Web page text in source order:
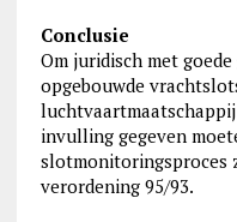
Conclusie
Om juridisch met
opgebouwde
invulling gegeven
slotmonitoringsproces
verordening 95/93.